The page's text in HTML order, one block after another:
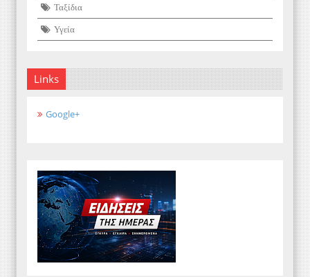
Ταξίδια
Υγεία
Links
Google+